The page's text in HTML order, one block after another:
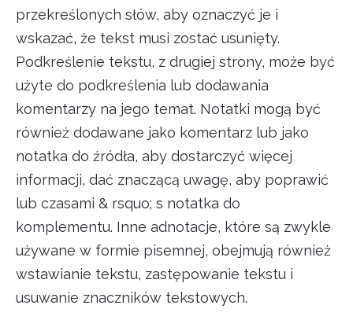
przekreślonych słów, aby oznaczyć je i
wskazać, że tekst musi zostać usunięty.
Podkreślenie tekstu, z drugiej strony, może być
użyte do podkreślenia lub dodawania
komentarzy na jego temat. Notatki mogą być
również dodawane jako komentarz lub jako
notatka do źródła, aby dostarczyć więcej
informacji, dać znaczącą uwagę, aby poprawić
lub czasami & rsquo; s notatka do
komplementu. Inne adnotacje, które są zwykle
używane w formie pisemnej, obejmują również
wstawianie tekstu, zastępowanie tekstu i
usuwanie znaczników tekstowych.